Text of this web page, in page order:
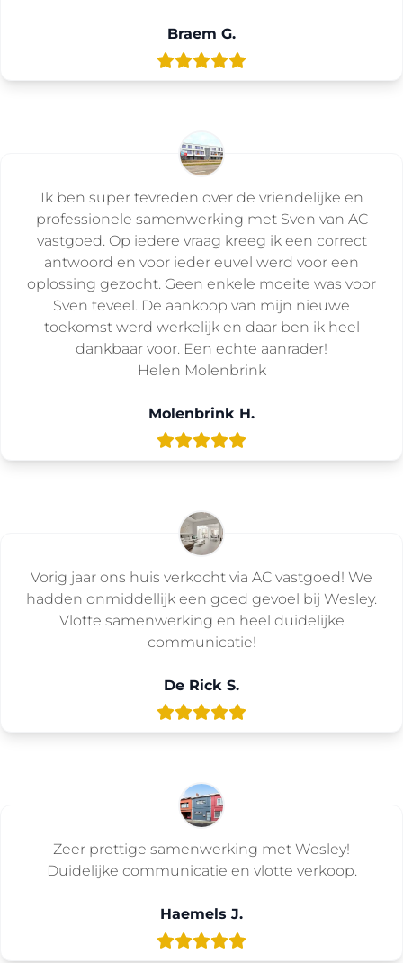
Braem G.
Ik ben super tevreden over de vriendelijke en
professionele samenwerking met Sven van AC
vastgoed. Op iedere vraag kreeg ik een correct
antwoord en voor ieder euvel werd voor een
oplossing gezocht. Geen enkele moeite was voor
Sven teveel. De aankoop van mijn nieuwe
toekomst werd werkelijk en daar ben ik heel
dankbaar voor. Een echte aanrader!
Helen Molenbrink
Molenbrink H.
Vorig jaar ons huis verkocht via AC vastgoed! We
hadden onmiddellijk een goed gevoel bij Wesley.
Vlotte samenwerking en heel duidelijke
communicatie!
De Rick S.
Zeer prettige samenwerking met Wesley!
Duidelijke communicatie en vlotte verkoop.
Haemels J.